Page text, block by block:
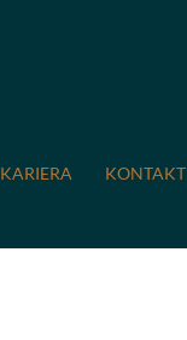
KARIERA KONTAKT